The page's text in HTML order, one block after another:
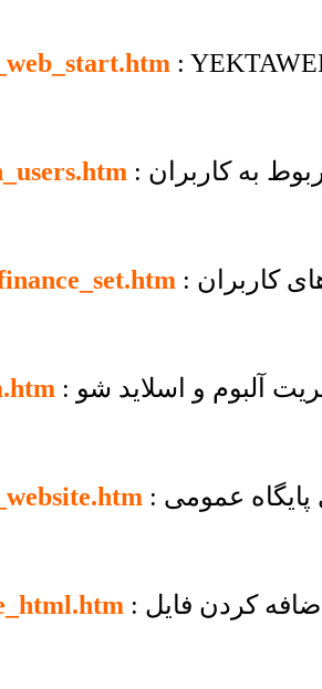
:
به کاربران
کاربران
آلبوم و اسلاید شو
پایگاه عمومی